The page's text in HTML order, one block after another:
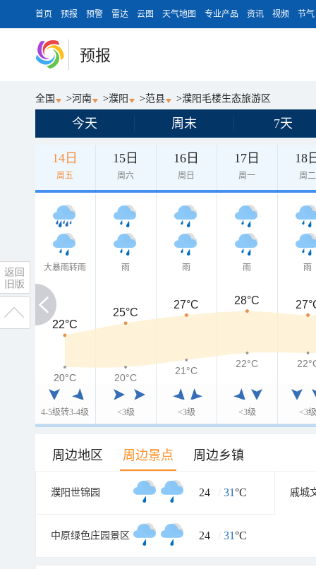
首页 预报 预警 雷达 云图 天气地图 专业产品 资讯 视频 节气
预报
全国 >河南 >濮阳 >范县 >濮阳毛楼生态旅游区
今天 周末 7天
14日
周五
15日
周六
16日
周日
17日
周一
18
周二
大暴雨转雨
4-5级转3-4级
雨
<3级
雨
<3级
雨
<3级
雨
<3级
22°C
22°C
25°C
27°C 28°C
20°C
20°C 20°C
21°C
22°C
周边地区 周边景点 周边乡镇
濮阳世锦园 24 / 31°C 戚城
中原绿色庄园景区 24 / 31°C